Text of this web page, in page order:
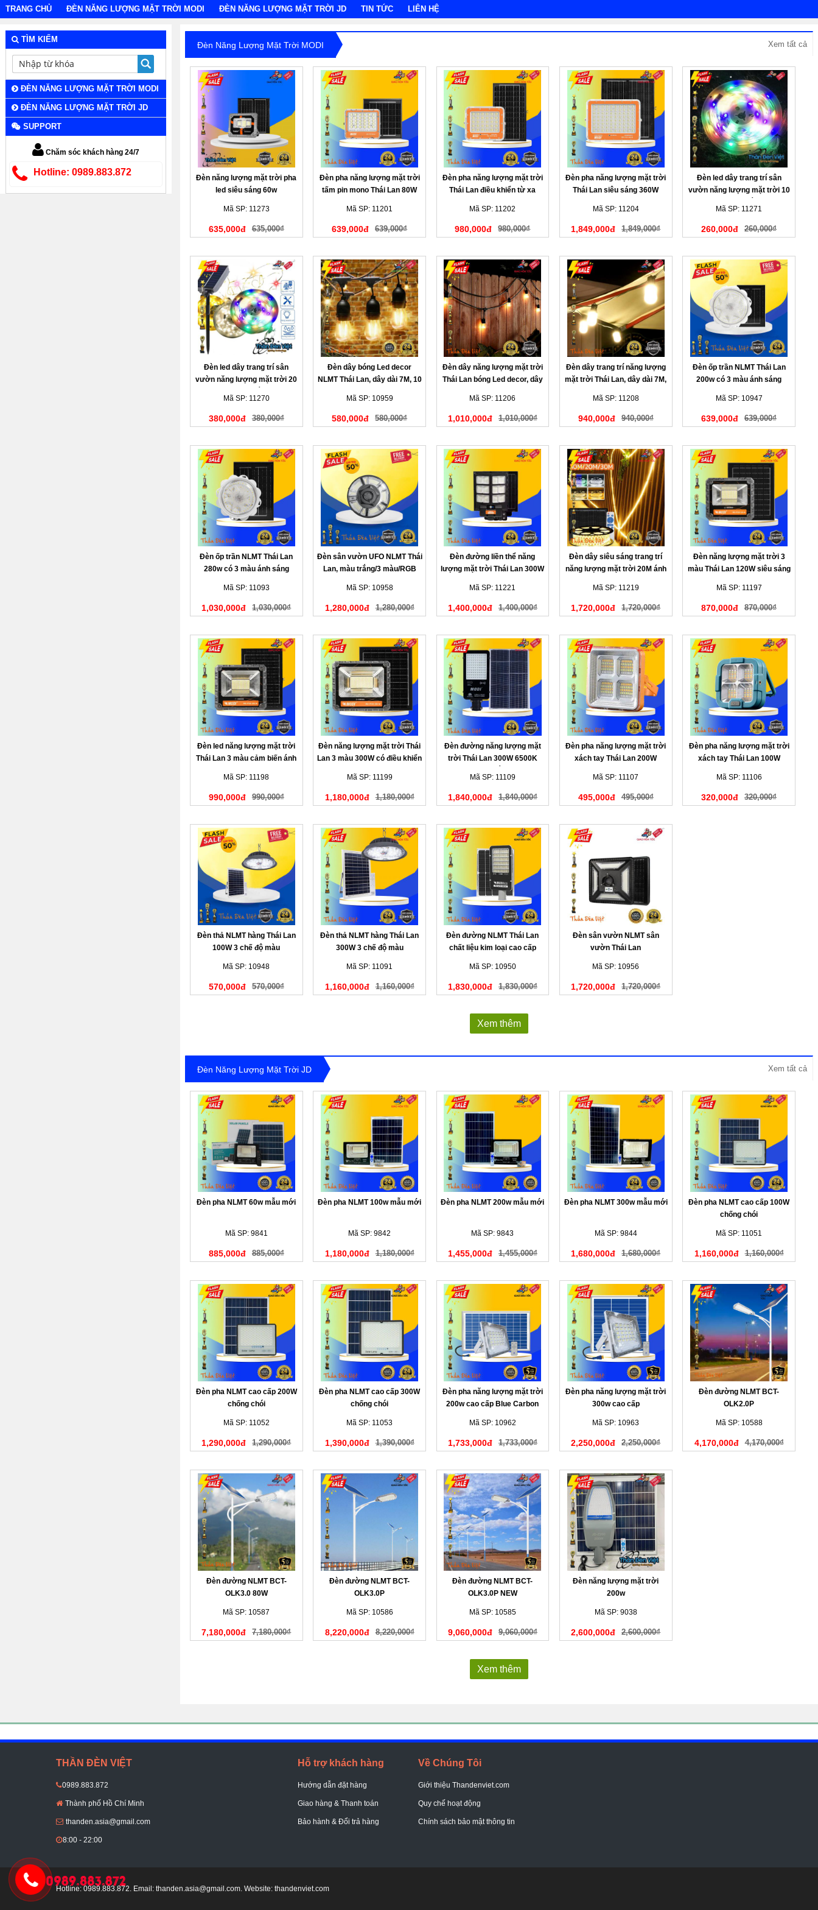
TRANG CHỦ ĐÈN NĂNG LƯỢNG MẶT TRỜI MODI ĐÈN NĂNG LƯỢNG MẶT TRỜI JD TIN TỨC LIÊN HỆ
Đèn Năng Lượng Mặt Trời MODI Xem tất cả
Đèn năng lượng mặt trời pha
led siêu sáng 60w
Mã SP: 11273
635,000đ 635,000₫
Đèn pha năng lượng mặt trời
tấm pin mono Thái Lan 80W
Mã SP: 11201
639,000đ 639,000₫
Đèn pha năng lượng mặt trời
Thái Lan điều khiển từ xa
Mã SP: 11202
980,000đ 980,000₫
Đèn pha năng lượng mặt trời
Thái Lan siêu sáng 360W
Mã SP: 11204
1,849,000đ 1,849,000₫
Đèn led dây trang trí sân
vườn năng lượng mặt trời 10
Mã SP: 11271
260,000đ 260,000₫
Đèn led dây trang trí sân
vườn năng lượng mặt trời 20
Mã SP: 11270
380,000đ 380,000₫
Đèn dây bóng Led decor
NLMT Thái Lan, dây dài 7M, 10
Mã SP: 10959
580,000đ 580,000₫
Đèn dây năng lượng mặt trời
Thái Lan bóng Led decor, dây
Mã SP: 11206
1,010,000đ 1,010,000₫
Đèn dây trang trí năng lượng
mặt trời Thái Lan, dây dài 7M,
Mã SP: 11208
940,000đ 940,000₫
Đèn ốp trần NLMT Thái Lan
200w có 3 màu ánh sáng
Mã SP: 10947
639,000đ 639,000₫
Đèn ốp trần NLMT Thái Lan
280w có 3 màu ánh sáng
Mã SP: 11093
1,030,000đ 1,030,000₫
Đèn sân vườn UFO NLMT Thái
Lan, màu trắng/3 màu/RGB
Mã SP: 10958
1,280,000đ 1,280,000₫
Đèn đường liền thể năng
lượng mặt trời Thái Lan 300W
Mã SP: 11221
1,400,000đ 1,400,000₫
Đèn dây siêu sáng trang trí
năng lượng mặt trời 20M ánh
Mã SP: 11219
1,720,000đ 1,720,000₫
Đèn năng lượng mặt trời 3
màu Thái Lan 120W siêu sáng
Mã SP: 11197
870,000đ 870,000₫
Đèn led năng lượng mặt trời
Thái Lan 3 màu cảm biến ánh
Mã SP: 11198
990,000đ 990,000₫
Đèn năng lượng mặt trời Thái
Lan 3 màu 300W có điều khiển
Mã SP: 11199
1,180,000đ 1,180,000₫
Đèn đường năng lượng mặt
trời Thái Lan 300W 6500K
Mã SP: 11109
1,840,000đ 1,840,000₫
Đèn pha năng lượng mặt trời
xách tay Thái Lan 200W
Mã SP: 11107
495,000đ 495,000₫
Đèn pha năng lượng mặt trời
xách tay Thái Lan 100W
Mã SP: 11106
320,000đ 320,000₫
Đèn thả NLMT hàng Thái Lan
100W 3 chế độ màu
Mã SP: 10948
570,000đ 570,000₫
Đèn thả NLMT hàng Thái Lan
300W 3 chế độ màu
Mã SP: 11091
1,160,000đ 1,160,000₫
Đèn đường NLMT Thái Lan
chất liệu kim loại cao cấp
Mã SP: 10950
1,830,000đ 1,830,000₫
Đèn sân vườn NLMT sân
vườn Thái Lan
Mã SP: 10956
1,720,000đ 1,720,000₫
Xem thêm
Đèn Năng Lượng Mặt Trời JD Xem tất cả
Đèn pha NLMT 60w mẫu mới
Mã SP: 9841
885,000đ 885,000₫
Đèn pha NLMT 100w mẫu mới
Mã SP: 9842
1,180,000đ 1,180,000₫
Đèn pha NLMT 200w mẫu mới
Mã SP: 9843
1,455,000đ 1,455,000₫
Đèn pha NLMT 300w mẫu mới
Mã SP: 9844
1,680,000đ 1,680,000₫
Đèn pha NLMT cao cấp 100W
chống chói
Mã SP: 11051
1,160,000đ 1,160,000₫
Đèn pha NLMT cao cấp 200W
chống chói
Mã SP: 11052
1,290,000đ 1,290,000₫
Đèn pha NLMT cao cấp 300W
chống chói
Mã SP: 11053
1,390,000đ 1,390,000₫
Đèn pha năng lượng mặt trời
200w cao cấp Blue Carbon
Mã SP: 10962
1,733,000đ 1,733,000₫
Đèn pha năng lượng mặt trời
300w cao cấp
Mã SP: 10963
2,250,000đ 2,250,000₫
Đèn đường NLMT BCT-
OLK2.0P
Mã SP: 10588
4,170,000đ 4,170,000₫
Đèn đường NLMT BCT-
OLK3.0 80W
Mã SP: 10587
7,180,000đ 7,180,000₫
Đèn đường NLMT BCT-
OLK3.0P
Mã SP: 10586
8,220,000đ 8,220,000₫
Đèn đường NLMT BCT-
OLK3.0P NEW
Mã SP: 10585
9,060,000đ 9,060,000₫
Đèn năng lượng mặt trời
200w
Mã SP: 9038
2,600,000đ 2,600,000₫
Xem thêm
TÌM KIẾM
ĐÈN NĂNG LƯỢNG MẶT TRỜI MODI
ĐÈN NĂNG LƯỢNG MẶT TRỜI JD
SUPPORT
Chăm sóc khách hàng 24/7
Hotline: 0989.883.872
THẦN ĐÈN VIỆT
0989.883.872
Thành phố Hồ Chí Minh
thanden.asia@gmail.com
8:00 - 22:00
Hỗ trợ khách hàng
Hướng dẫn đặt hàng
Giao hàng & Thanh toán
Bảo hành & Đổi trả hàng
Về Chúng Tôi
Giới thiệu Thandenviet.com
Quy chế hoạt động
Chính sách bảo mật thông tin
Hotline: 0989.883.872. Email: thanden.asia@gmail.com. Website: thandenviet.com